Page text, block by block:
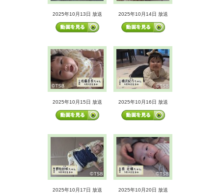
2025年10月13日 放送 2025年10月14日 放送
2025年10月15日 放送 2025年10月16日 放送
2025年10月17日 放送 2025年10月20日 放送